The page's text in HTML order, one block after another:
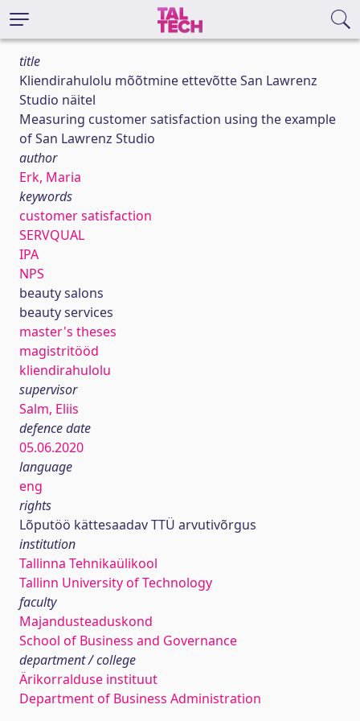
title
Kliendirahulolu mõõtmine ettevõtte San Lawrenz
Studio näitel
Measuring customer satisfaction using the example
of San Lawrenz Studio
author
Erk, Maria
keywords
customer satisfaction
SERVQUAL
IPA
NPS
beauty salons
beauty services
master's theses
magistritööd
kliendirahulolu
supervisor
Salm, Eliis
defence date
05.06.2020
language
eng
rights
Lõputöö kättesaadav TTÜ arvutivõrgus
institution
Tallinna Tehnikaülikool
Tallinn University of Technology
faculty
Majandusteaduskond
School of Business and Governance
department / college
Ärikorralduse instituut
Department of Business Administration